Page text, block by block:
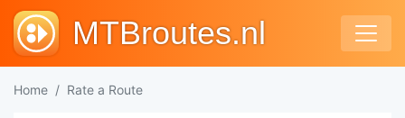
MTBroutes.nl
Home Rate a Route